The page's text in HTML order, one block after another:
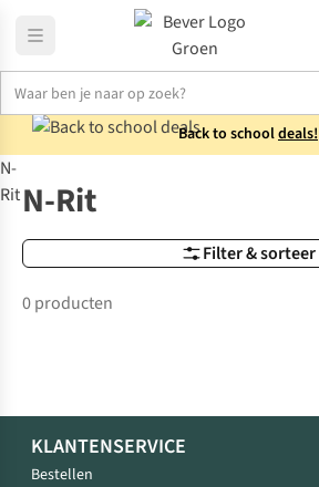
Back to schooldeals!
Merken N-Rit
N-
Rit
Filter & sorteer
N-Rit
0 producten
KLANTENSERVICE
Bestellen